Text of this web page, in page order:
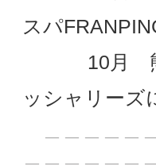
スパ
10月 熊本
ッシャリー